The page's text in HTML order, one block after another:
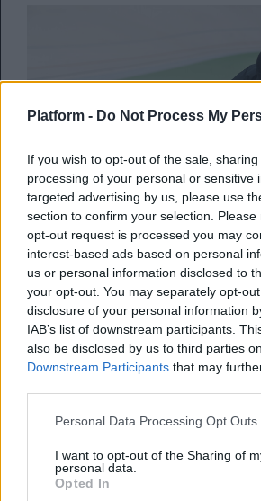
Platform - Do Not Process My
If you wish to opt-out of the sale,
processing of your personal or sensitive
targeted advertising by us, please use
section to confirm your selection.
opt-out request is processed you may
interest-based ads based on personal
us or personal information disclosed to
your opt-out. You may separately opt-
disclosure of your personal information
IAB’s list of downstream participants.
also be disclosed by us to third parties
Downstream Participants that may
Personal Data Processing Opt Outs
I want to opt-out of the Sharing of
personal data.
Opted In
5 βασικές συμβουλές
αρχάριος στο
να το φτάσεις ψηλά
Τι πρέπει να προσέξεις αν
δυναμικά το τρέξιμο στην
σου
Ναταλία Πετρίτη
23.03.2023